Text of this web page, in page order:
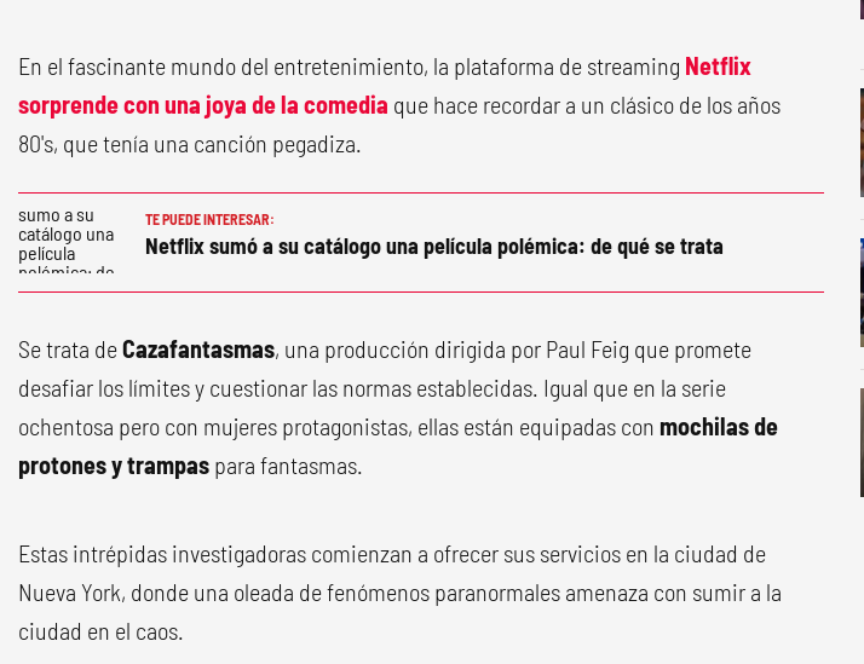
En el fascinante mundo del entretenimiento, la plataforma de streaming Netflix
sorprende con una joya de la comedia que hace recordar a un clásico de los años
80's, que tenía una canción pegadiza.
TE PUEDE INTERESAR:
Netflix sumó a su catálogo una película polémica: de qué se trata
Se trata deCazafantasmas, una producción dirigida por Paul Feig que promete
desafiar los límites y cuestionar las normas establecidas. Igual que en la serie
ochentosa pero con mujeres protagonistas, ellas están equipadas con mochilas de
protones y trampas para fantasmas.
Estas intrépidas investigadoras comienzan a ofrecer sus servicios en la ciudad de
Nueva York, donde una oleada de fenómenos paranormales amenaza con sumir a la
ciudad en el caos.